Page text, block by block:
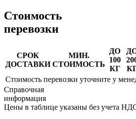
Стоимость
перевозки
СРОК
ДОСТАВКИ
МИН.
СТОИМОСТЬ
ДО
100
КГ
Стоимость перевозки уточните у
Справочная
информация
Цены в таблице указаны без учета